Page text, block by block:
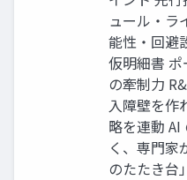
ュール・ラ
能性・回避
仮明細書
の牽制力
入障壁を作
略を連動
く、専門家
のたたき台